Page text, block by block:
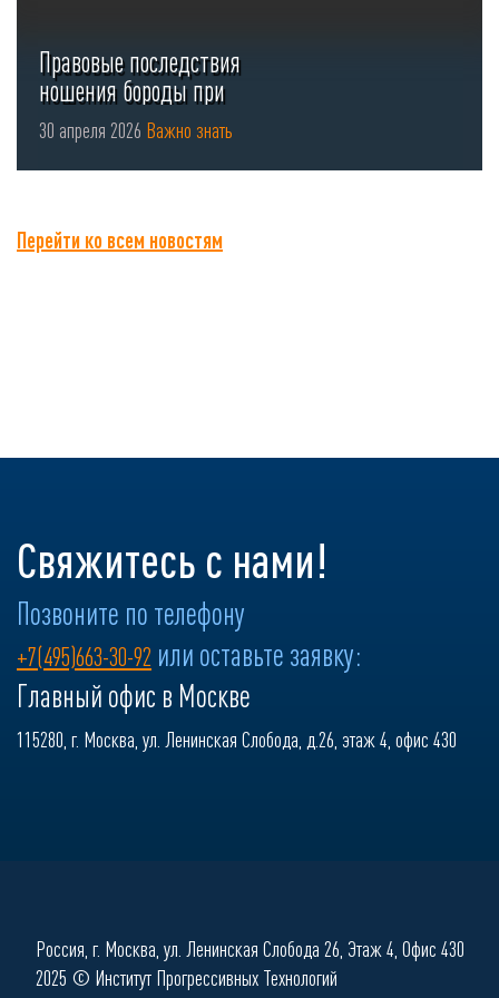
Правовые последствия
ношения бороды при
использовании СИЗ органов
...
30 апреля 2026 Важно знать
Перейти ко всем новостям
Свяжитесь с нами!
Позвоните по телефону
+7(495)663-30-92 или оставьте заявку:
Главный офис в Москве
115280, г. Москва, ул. Ленинская Слобода, д.26, этаж 4, офис 430
Россия, г. Москва, ул. Ленинская Слобода 26, Этаж 4, Офис 430
2025 © Институт Прогрессивных Технологий